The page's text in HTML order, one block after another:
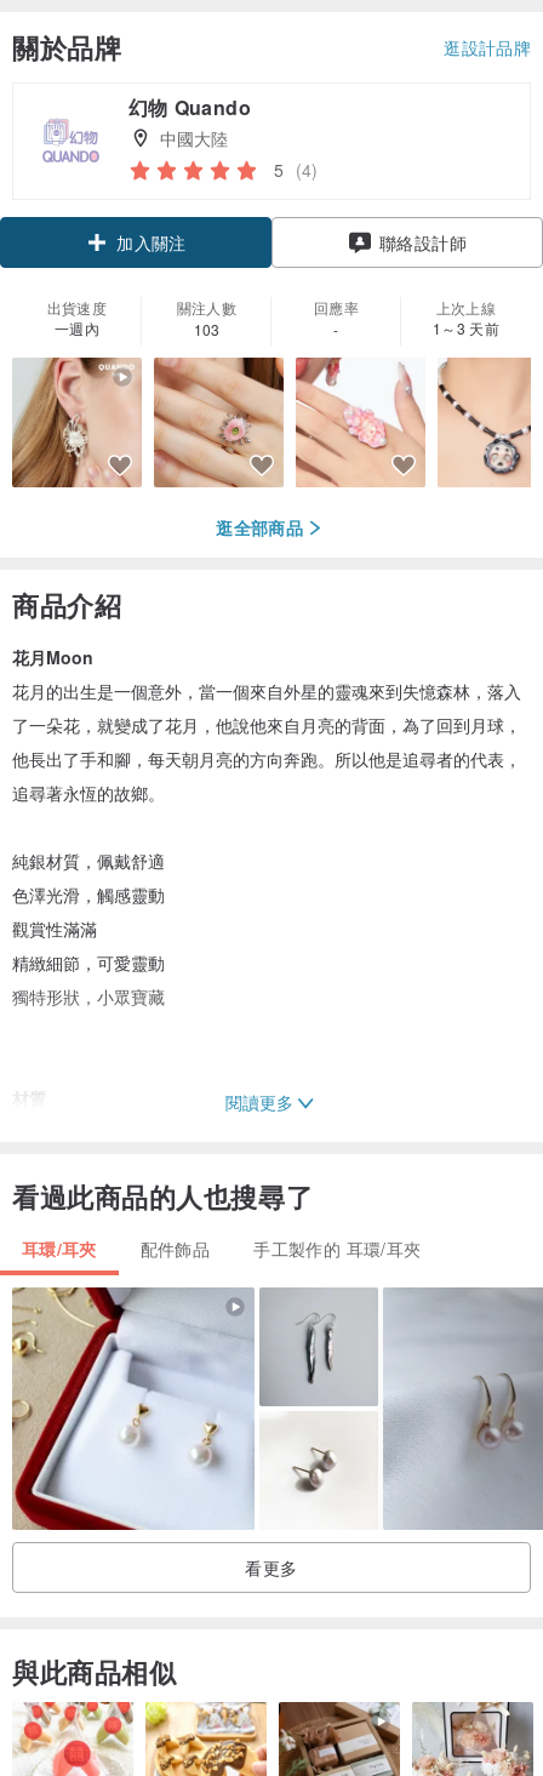
關於品牌 逛設計品牌
幻物 Quando
中國大陸
5 (4)
加入關注 聯絡設計師
出貨速度
一週內
關注人數
103
回應率
-
上次上線
1～3 天前
逛全部商品
商品介紹
花月Moon
花月的出生是一個意外，當一個來自外星的靈魂來到失憶森林，落入
了一朵花，就變成了花月，他說他來自月亮的背面，為了回到月球，
他長出了手和腳，每天朝月亮的方向奔跑。所以他是追尋者的代表，
追尋著永恆的故鄉。
純銀材質，佩戴舒適
色澤光滑，觸感靈動
觀賞性滿滿
精緻細節，可愛靈動
獨特形狀，小眾寶藏
材質
7.5cm*3.5cm
購前須知
1/ 商品在製作期間不支持中途退款
2/ 收到商品後若發現質量問題，請於簽收起72小時內聯系設計師為您
解決
3/ 如在使用中有任何疑問 歡迎諮詢設計師
閱讀更多
看過此商品的人也搜尋了
耳環/耳夾 配件飾品 手工製作的 耳環/耳夾
看更多
與此商品相似